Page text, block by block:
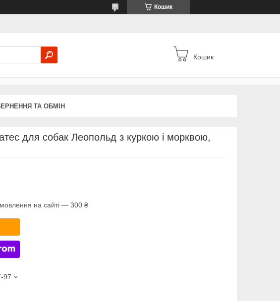
Кошик
Кошик
ТА ОБМІН
для собак Леопольд з куркою і морквою,
на сайті — 300 ₴
97